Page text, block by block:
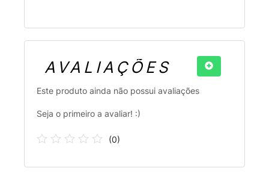
AVALIAÇÕES
Este produto ainda não possui avaliações
Seja o primeiro a avaliar! :)
(0)